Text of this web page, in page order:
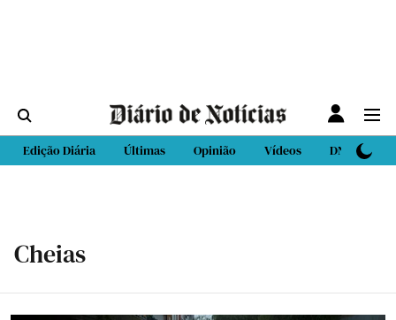
Edição Diária Últimas Opinião Vídeos DN Sport
Cheias